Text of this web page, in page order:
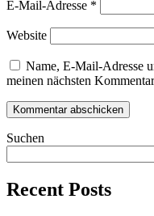
E-Mail-Adresse *
Website
Name, E-Mail-Adresse
meinen nächsten
Suchen
Recent Posts